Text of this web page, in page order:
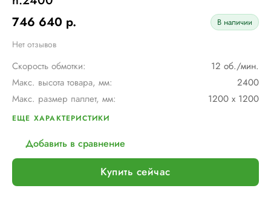
746 640 р.
В наличии
Нет отзывов
Скорость обмотки:
12 об./мин.
Макс. высота товара, мм:
2400
Макс. размер паллет, мм:
1200 х 1200
Тип каретки:
MPS (с фиксированным растяжением 250%)
Макс. вес рулона с пленкой, кг:
Шир. рулона с пленкой, мм:
500
Макс. грузоподъемность, кг:
∞
ЕЩЕ ХАРАКТЕРИСТИКИ
Добавить в сравнение
Купить сейчас